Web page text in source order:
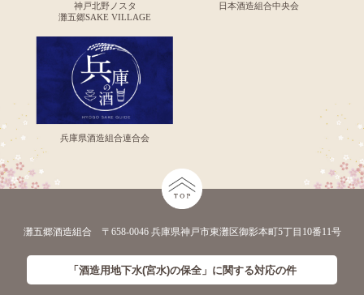
神戸北野ノスタ
灘五郷SAKE VILLAGE
日本酒造組合中央会
兵庫県酒造組合連合会
灘五郷酒造組合 〒658-0046 兵庫県神戸市東灘区御影本町5丁目10番11号
「酒造用地下水(宮水)の保全」に関する対応の件